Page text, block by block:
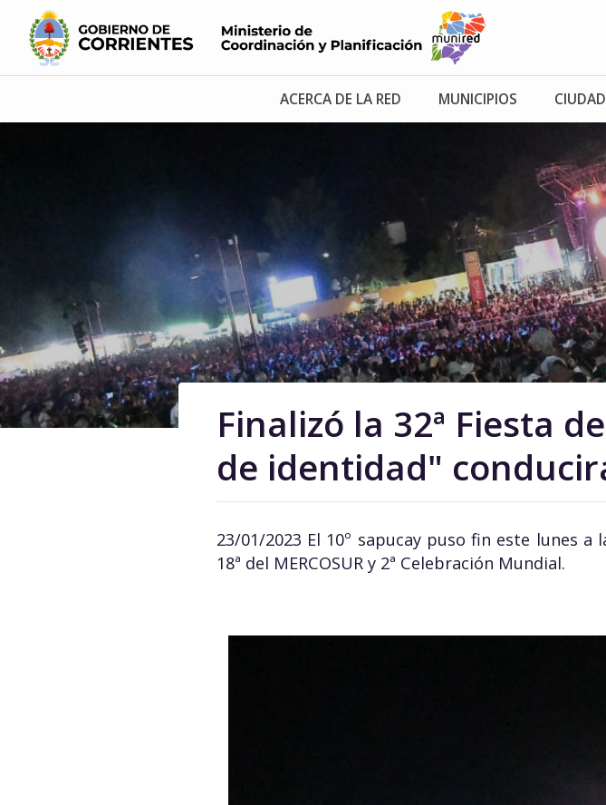
ACERCA DE LA RED MUNICIPIOS
Finalizó la 32ª Fiesta
de identidad"
23/01/2023 El 10º sapucay puso fin este lunes
18ª del MERCOSUR y 2ª Celebración Mundial.